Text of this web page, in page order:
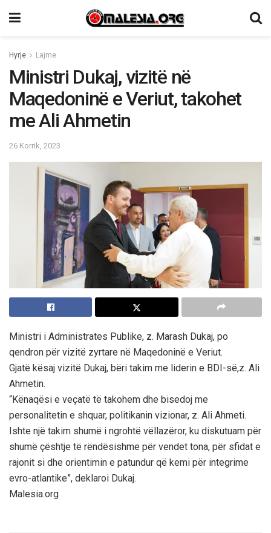
Hyrje Lajme
Ministri Dukaj, vizitë në
Maqedoninë e Veriut, takohet
me Ali Ahmetin
26 Korrik, 2023
Ministri i Administrates Publike, z. Marash Dukaj, po
qendron për vizitë zyrtare në Maqedoninë e Veriut.
Gjatë kësaj vizitë Dukaj, bëri takim me liderin e BDI-së,z. Ali
Ahmetin.
“Kënaqësi e veçatë të takohem dhe bisedoj me
personalitetin e shquar, politikanin vizionar, z. Ali Ahmeti.
Ishte një takim shumë i ngrohtë vëllazëror, ku diskutuam për
shumë çështje të rëndësishme për vendet tona, për sfidat e
rajonit si dhe orientimin e patundur që kemi për integrime
evro-atlantike”, deklaroi Dukaj.
Malesia.org